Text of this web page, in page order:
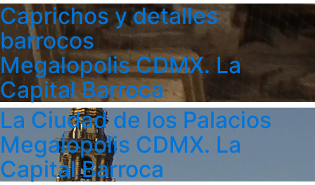
Caprichos y detalles
barrocos
Megalopolis CDMX. La
Capital Barroca
La Ciudad de los Palacios
Megalopolis CDMX. La
Capital Barroca